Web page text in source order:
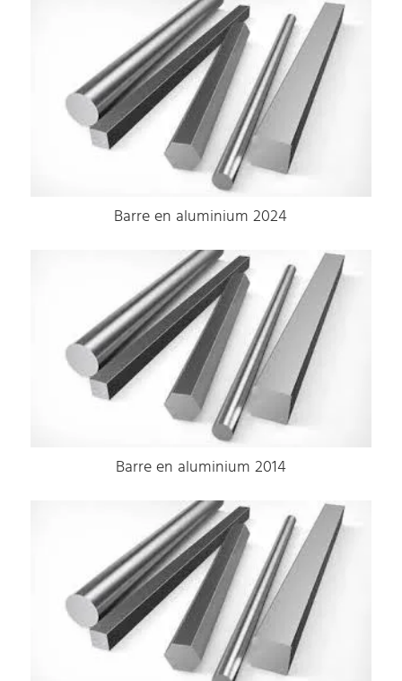
Barre en aluminium 2024
Barre en aluminium 2014